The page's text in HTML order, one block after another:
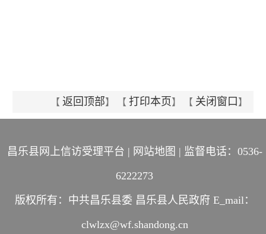
【返回顶部】 【打印本页】 【 关闭窗口 】
昌乐县网上信访受理平台 | 网站地图 | 监督电话：0536-
6222273
版权所有：中共昌乐县委 昌乐县人民政府 E_mail：
clwlzx@wf.shandong.cn